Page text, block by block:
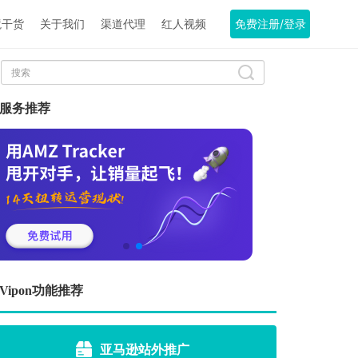
货 关于我们 渠道代理 红人视频 免费注册/登录
服务推荐
Vipon功能推荐
亚马逊站外推广